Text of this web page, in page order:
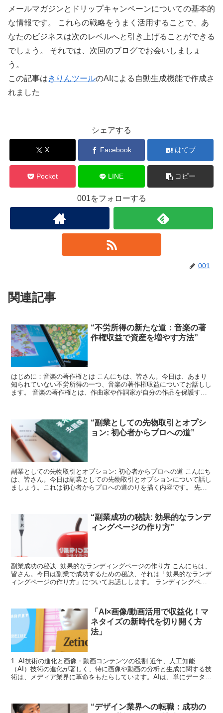
メールマガジンとドリップキャンペーンについての基本的
な情報です。 これらの戦略をうまく活用することで、あ
なたのビジネスは次のレベルへと引き上げることができる
でしょう。 それでは、次回のブログでお会いしましょ
う。
この記事はきりんツールのAIによる自動生成機能で作成さ
れました
シェアする
X Facebook はてブ
Pocket LINE コピー
001をフォローする
001
関連記事
“不労所得の新たな道：音楽の著
作権収益で資産を増やす方法”
はじめに：音楽の著作権とは こんにちは、皆さん。今日は、あまり
知られていない不労所得の一つ、音楽の著作権収益についてお話しし
ます。 音楽の著作権とは、作曲家や作詞家が自分の作品を保護する
“副業としての先物取引とオプシ
ョン: 初心者からプロへの道”
副業としての先物取引とオプション: 初心者からプロへの道 こんにち
は、皆さん。今日は副業としての先物取引とオプションについて話し
ましょう。これは初心者からプロへの道のりを描く内容です。 先物
“副業成功の秘訣: 効果的なランデ
ィングページの作り方”
副業成功の秘訣: 効果的なランディングページの作り方 こんにちは、
皆さん。今日は副業で成功するための秘訣、それは「効果的なランデ
ィングページの作り方」についてお話しします。 ランディングペー
「AI×画像/動画活用で収益化！マ
ネタイズの新時代を切り開く方
法」
1. AI技術の進化と画像・動画コンテンツの役割 近年、人工知能
（AI）技術の進化が著しく、特に画像や動画の分析と生成に関する技
術は、メディア業界に革命をもたらしています。AIは、単にデータを
“デザイン業界への転職：成功の